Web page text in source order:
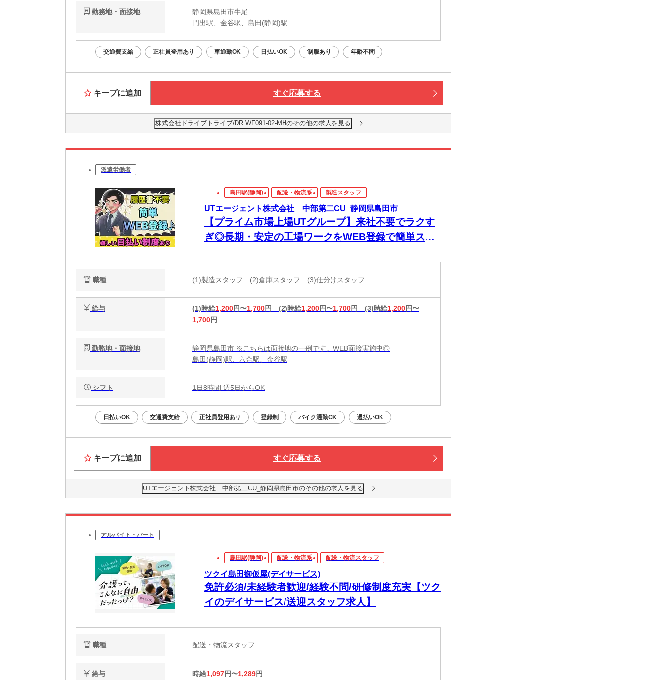
勤務地・面接地
静岡県島田市牛尾
門出駅、金谷駅、島田(静岡)駅
交通費支給 正社員登用あり 車通勤OK 日払いOK 制服あり 年齢不問
キープに追加 すぐ応募する
株式会社ドライブトライブ/DR:WF091-02-MHのその他の求人を見る
派遣労働者
島田駅(静岡) 配送・物流系 製造スタッフ
UTエージェント株式会社 中部第二CU_静岡県島田市
【プライム市場上場UTグループ】来社不要でラクす
ぎ◎長期・安定の工場ワークをWEB登録で簡単スタ
職種 (1)製造スタッフ (2)倉庫スタッフ (3)仕分けスタッフ
給与 (1)時給1,200円〜1,700円 (2)時給1,200円〜1,700円 (3)時給1,200円〜
1,700円
勤務地・面接地
静岡県島田市 ※こちらは面接地の一例です。WEB面接実施中◎
島田(静岡)駅、六合駅、金谷駅
シフト 1日8時間 週5日からOK
日払いOK 交通費支給 正社員登用あり 登録制 バイク通勤OK 週払いOK
キープに追加 すぐ応募する
UTエージェント株式会社 中部第二CU_静岡県島田市のその他の求人を見る
アルバイト・パート
島田駅(静岡) 配送・物流系 配送・物流スタッフ
ツクイ島田御仮屋(デイサービス)
免許必須/未経験者歓迎/経験不問/研修制度充実【ツク
イのデイサービス/送迎スタッフ求人】
職種 配送・物流スタッフ
給与 時給1,097円〜1,289円